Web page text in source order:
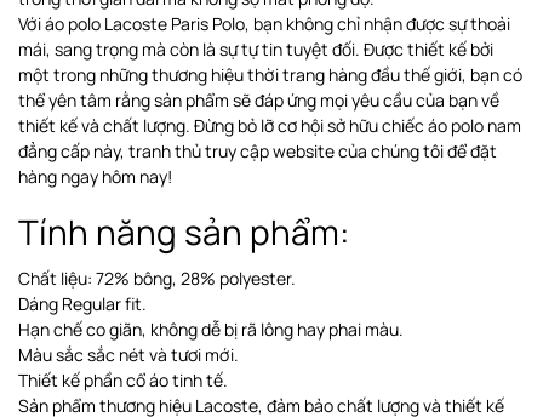
Với áo polo Lacoste Paris Polo, bạn không chỉ nhận được sự thoải
mái, sang trọng mà còn là sự tự tin tuyệt đối. Được thiết kế bởi
một trong những thương hiệu thời trang hàng đầu thế giới, bạn có
thể yên tâm rằng sản phẩm sẽ đáp ứng mọi yêu cầu của bạn về
thiết kế và chất lượng. Đừng bỏ lỡ cơ hội sở hữu chiếc áo polo nam
đẳng cấp này, tranh thủ truy cập website của chúng tôi để đặt
hàng ngay hôm nay!
Tính năng sản phẩm:
Chất liệu: 72% bông, 28% polyester.
Dáng Regular fit.
Hạn chế co giãn, không dễ bị rã lông hay phai màu.
Màu sắc sắc nét và tươi mới.
Thiết kế phần cổ áo tinh tế.
Sản phẩm thương hiệu Lacoste, đảm bảo chất lượng và thiết kế